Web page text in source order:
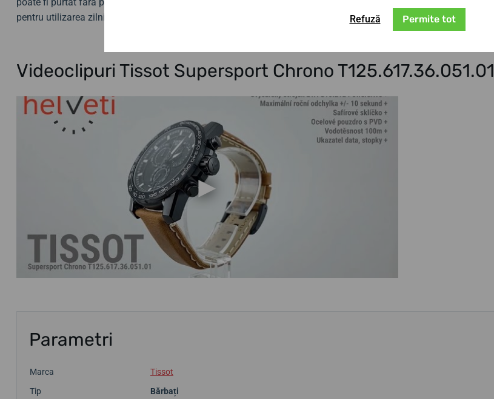
pentru utilizarea zilnică, cât și pentru activități sportive pe uscat sau în apă.
Videoclipuri Tissot Supersport Chrono T125.617.36.051.01
Parametri
Marca
Tissot
Tip
Bărbați
Refuză Permite tot